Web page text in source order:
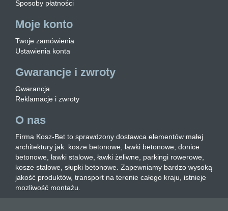
Sposoby płatności
Moje konto
Twoje zamówienia
Ustawienia konta
Gwarancje i zwroty
Gwarancja
Reklamacje i zwroty
O nas
Firma Kosz-Bet to sprawdzony dostawca elementów małej
architektury jak: kosze betonowe, ławki betonowe, donice
betonowe, ławki stalowe, ławki żeliwne, parkingi rowerowe,
kosze stalowe, słupki betonowe. Zapewniamy bardzo wysoką
jakość produktów, transport na terenie całego kraju, istnieje
mozliwość montażu.